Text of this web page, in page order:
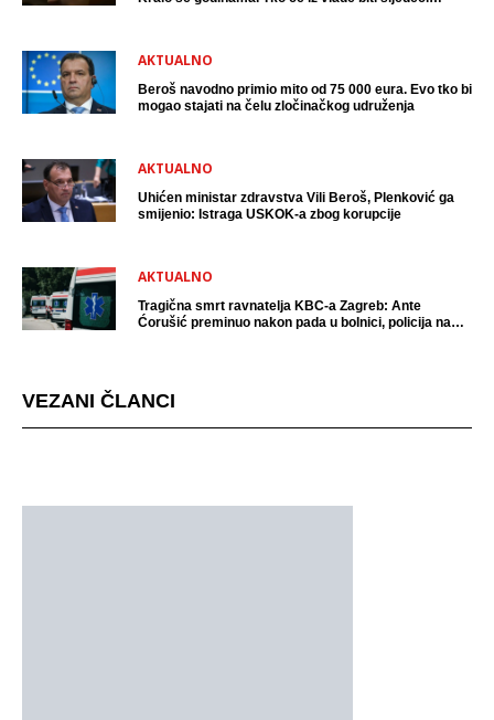
AKTUALNO
Beroš navodno primio mito od 75 000 eura. Evo tko bi
mogao stajati na čelu zločinačkog udruženja
AKTUALNO
Uhićen ministar zdravstva Vili Beroš, Plenković ga
smijenio: Istraga USKOK-a zbog korupcije
AKTUALNO
Tragična smrt ravnatelja KBC-a Zagreb: Ante
Ćorušić preminuo nakon pada u bolnici, policija na
VEZANI ČLANCI